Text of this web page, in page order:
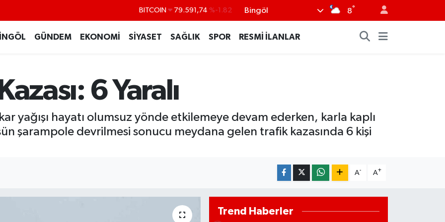
BITCOIN 79.591,74 %-1.82
6862,09000
BİST100
Bingöl 8°
GÜNDEM EKONOMİ SİYASET SAĞLIK SPOR RESMİ İLANLAR
6 Yaralı
yağışı hayatı olumsuz yönde etkilemeye devam ederken, karla kaplı
şarampole devrilmesi sonucu meydana gelen trafik kazasında 6 kişi
A- A+
Trend Haberler